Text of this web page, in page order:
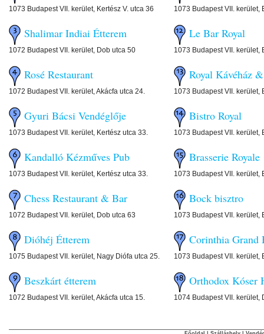
1073 Budapest VII. kerület, Kertész V. utca 36
Shalimar Indiai Étterem
1072 Budapest VII. kerület, Dob utca 50
Rosé Restaurant
1072 Budapest VII. kerület, Akácfa utca 24.
Gyuri Bácsi Vendéglője
1073 Budapest VII. kerület, Kertész utca 33.
Kandalló Kézműves Pub
1073 Budapest VII. kerület, Kertész utca 33.
Chess Restaurant & Bar
1072 Budapest VII. kerület, Dob utca 63
Dióhéj Étterem
1075 Budapest VII. kerület, Nagy Diófa utca 25.
Beszkárt étterem
1072 Budapest VII. kerület, Akácfa utca 15.
1073 Budapest VII. kerület,
Le Bar Royal
1073 Budapest VII. kerület,
Royal Kávéház
1073 Budapest VII. kerület,
Bistro Royal
1073 Budapest VII. kerület,
Brasserie Royale
1073 Budapest VII. kerület,
Bock bisztro
1073 Budapest VII. kerület,
Corinthia Grand
1073 Budapest VII. kerület,
Orthodox Kóser
1074 Budapest VII. kerület,